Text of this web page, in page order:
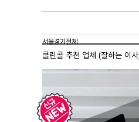
서울경기전체
클린콜 추천 업체 (잘하는 이사,